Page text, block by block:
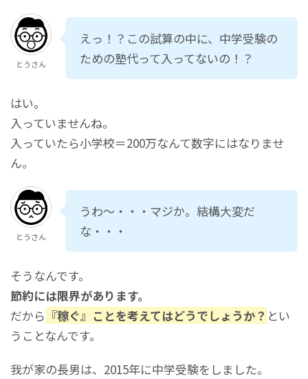
とうさん
えっ！？この試算の中に、中学受験の
ための塾代って入ってないの！？
はい。
入っていませんね。
入っていたら小学校＝200万なんて数字にはなりませ
ん。
とうさん
うわ～・・・マジか。結構大変だ
な・・・
そうなんです。
節約には限界があります。
だから 『稼ぐ』ことを考えてはどうでしょうか？ とい
うことなんです。
我が家の長男は、2015年に中学受験をしました。